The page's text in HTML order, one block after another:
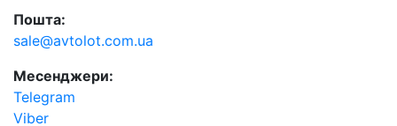
Пошта:
sale@avtolot.com.ua
Месенджери:
Telegram
Viber